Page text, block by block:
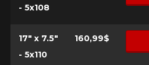
PRODUITS SÉLECTIONNÉS.
- 5x108
17" x 7.5"
- 5x110
160,99$